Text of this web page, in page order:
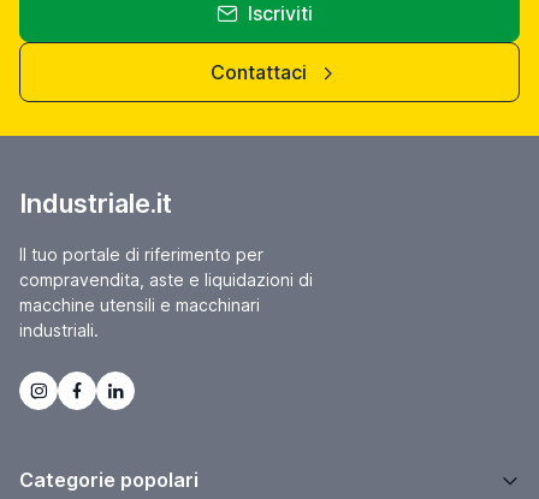
Iscriviti
Contattaci
Industriale.it
Il tuo portale di riferimento per
compravendita, aste e liquidazioni di
macchine utensili e macchinari
industriali.
Categorie popolari